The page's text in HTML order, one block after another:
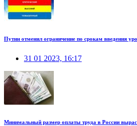
Путин отменил ограничение по срокам введения
31 01 2023, 16:17
Минимальный размер оплаты труда в России